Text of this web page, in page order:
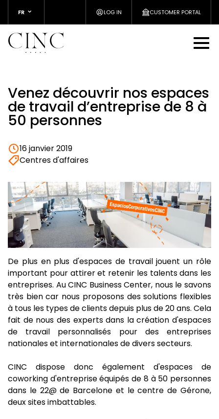
FR LOG IN CUSTOMER PORTAL
Venez découvrir nos espaces
de travail d’entreprise de 8 à
50 personnes
16 janvier 2019
Centres d'affaires
De plus en plus d'espaces de travail jouent un rôle
important pour attirer et retenir les talents dans les
entreprises. Au CINC Business Center, nous le savons
très bien car nous proposons des solutions flexibles
à tous les types de clients depuis plus de 20 ans. Cela
fait de nous des experts dans la création d'espaces
de travail personnalisés pour des entreprises
nationales et internationales de divers secteurs.
CINC dispose donc également d'espaces de
coworking d'entreprise équipés de 8 à 50 personnes
dans le 22@ de Barcelone et le centre de Gérone,
deux sites imbattables.